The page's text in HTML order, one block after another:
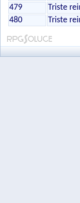
479
Triste
480
Triste